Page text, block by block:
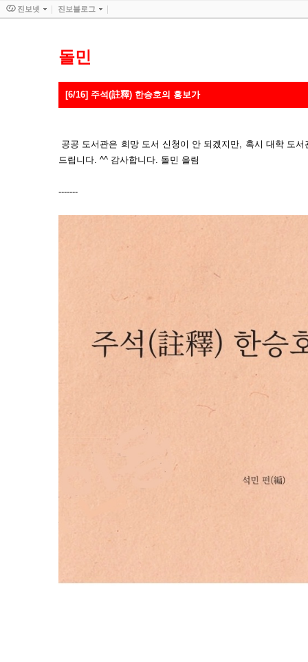
돌민
[6/16] 주석(註釋) 한승호의 흥보가
공공 도서관은 희망 도서 신청이 안 되겠지만, 혹시 대학 도
드립니다. ^^ 감사합니다. 돌민 올림
-------
진보넷 진보블로그